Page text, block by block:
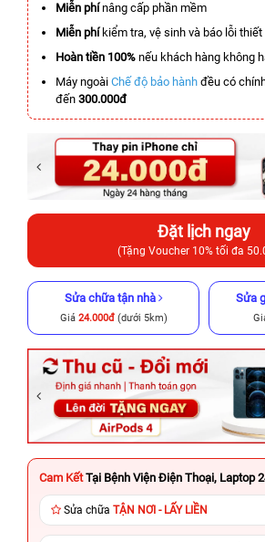
Miễn phínâng cấp phần mềm
Miễn phíkiểm tra, vệ sinh và báo lỗi thiết
Hoàn tiền 100% nếu khách hàng không
Máy ngoài Chế độ bảo hành đều có
đến 300.000đ
Đặt lịch ngay
(Tặng Voucher 10% tối đa
Sửa chữa tận nhà
Giá 24.000đ(dưới 5km)
Sửa
Cam Kết Tại Bệnh Viện Điện Thoại, Laptop
Sửa chữa TẬN NƠI - LẤY LIỀN